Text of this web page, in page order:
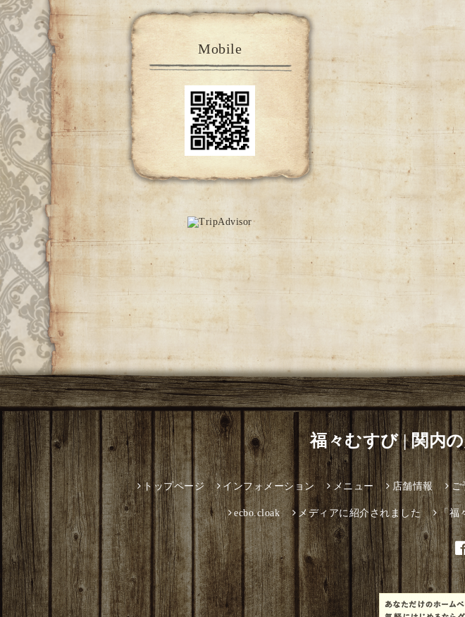
Mobile
福々むすび | 関内
トップページ インフォメーション メニュー 店舗情報 ご
ecbo.cloak メディアに紹介されました 「福